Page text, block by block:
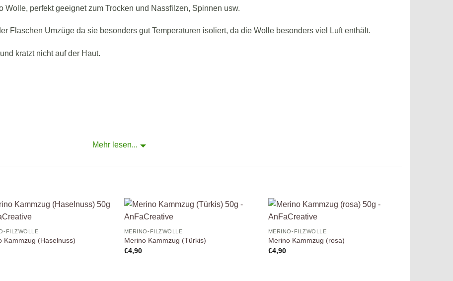
Wolle, perfekt geeignet zum Trocken und Nassfilzen, Spinnen usw.
Flaschen Umzüge da sie besonders gut Temperaturen isoliert, da die Wolle besonders viel Luft enthält.
kratzt nicht auf der Haut.
Mehr lesen...
FILZWOLLE
Kammzug (Haselnuss)
MERINO-FILZWOLLE
Merino Kammzug (Türkis)
€4,90
MERINO-FILZWOLLE
Merino Kammzug (rosa)
€4,90